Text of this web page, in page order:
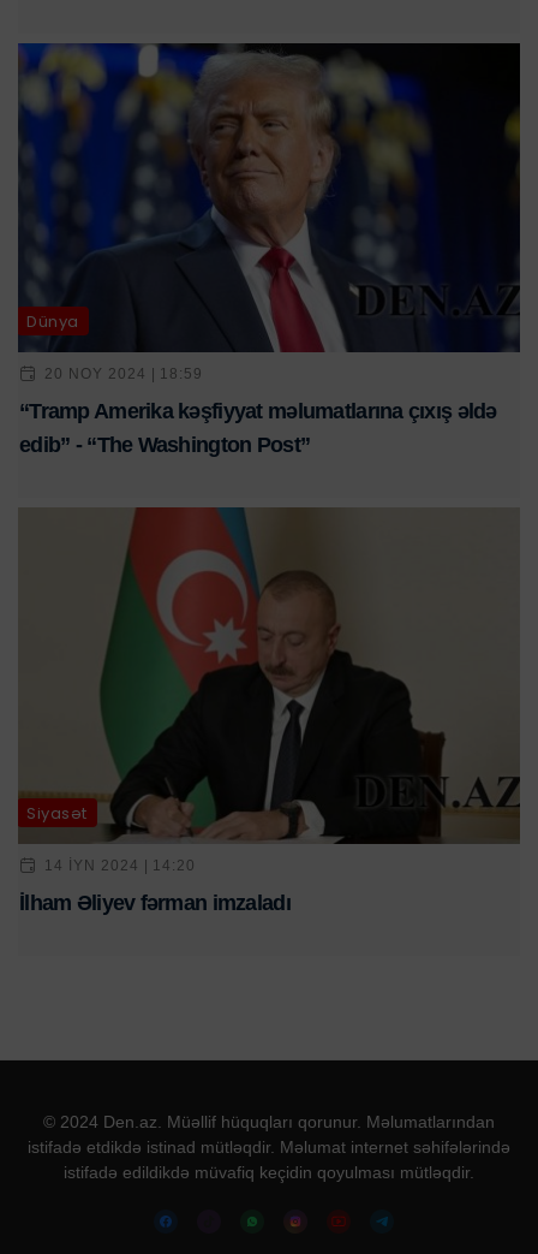
Dünya
20 NOY 2024 | 18:59
“Tramp Amerika kəşfiyyat məlumatlarına çıxış əldə
edib” - “The Washington Post”
Siyasət
14 IYN 2024 | 14:20
İlham Əliyev fərman imzaladı
© 2024 Den.az. Müəllif hüquqları qorunur. Məlumatlarından
istifadə etdikdə istinad mütləqdir. Məlumat internet səhifələrində
istifadə edildikdə müvafiq keçidin qoyulması mütləqdir.